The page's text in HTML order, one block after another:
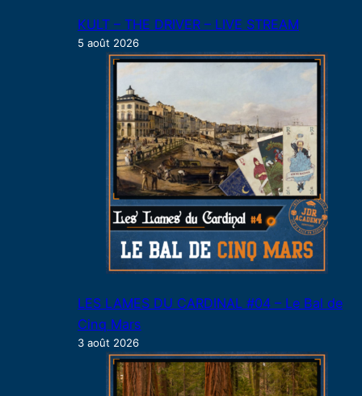
KULT – THE DRIVER – LIVE STREAM
5 août 2026
LES LAMES DU CARDINAL #04 – Le Bal de
Cinq Mars
3 août 2026